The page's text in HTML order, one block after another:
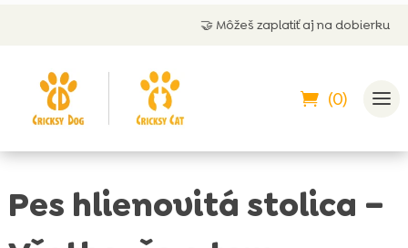
🤝 Môžeš zaplatiť aj na dobierku
(0)
Pes hlienovitá stolica –